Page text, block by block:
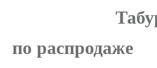
по распродаже